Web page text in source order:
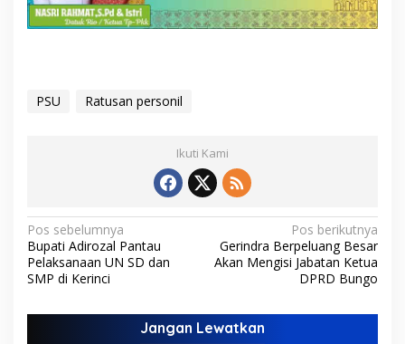
PSU Ratusan personil
Ikuti Kami
N
a
v
i
Pos sebelumnya
Bupati Adirozal Pantau
Pelaksanaan UN SD dan
SMP di Kerinci
Pos berikutnya
Gerindra Berpeluang Besar
Akan Mengisi Jabatan Ketua
DPRD Bungo
Jangan Lewatkan